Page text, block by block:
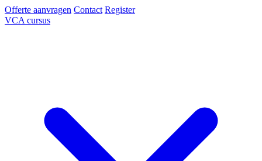
Offerte aanvragen Contact Register
VCA cursus